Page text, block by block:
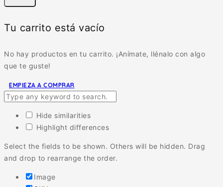
Tu carrito está vacío
No hay productos en tu carrito. ¡Anímate, llénalo con algo
que te guste!
EMPIEZA A COMPRAR
Hide similarities
Highlight differences
Select the fields to be shown. Others will be hidden. Drag
and drop to rearrange the order.
Image